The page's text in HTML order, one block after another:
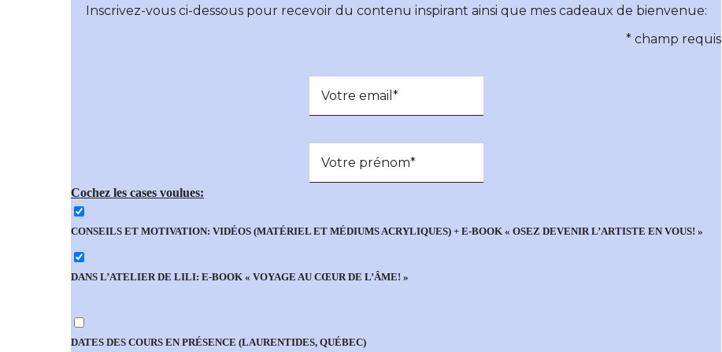
Inscrivez-vous ci-dessous pour recevoir du contenu inspirant ainsi que mes cadeaux de bienvenue:
* champ requis
Cochez les cases voulues:
CONSEILS ET MOTIVATION: VIDÉOS (MATÉRIEL ET MÉDIUMS ACRYLIQUES) + E-BOOK « OSEZ DEVENIR L’ARTISTE EN VOUS! »
DANS L’ATELIER DE LILI: E-BOOK « VOYAGE AU CŒUR DE L’ÂME! »
DATES DES COURS EN PRÉSENCE (LAURENTIDES, QUÉBEC)